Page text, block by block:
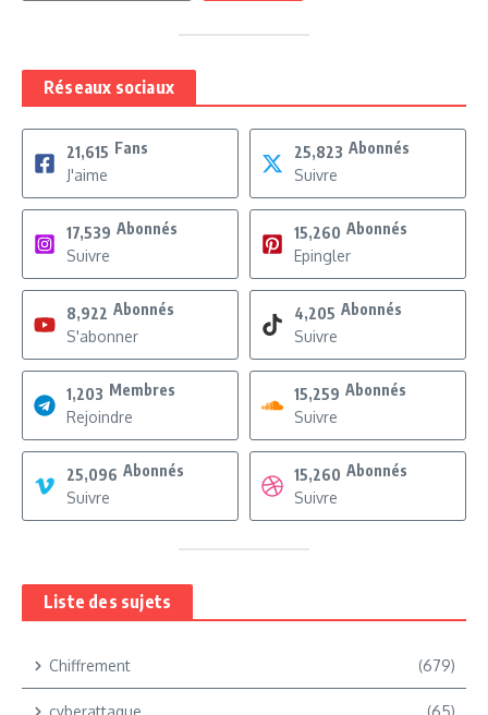
Réseaux sociaux
21,615 Fans
J'aime
25,823 Abonnés
Suivre
17,539 Abonnés
Suivre
15,260 Abonnés
Epingler
8,922 Abonnés
S'abonner
4,205 Abonnés
Suivre
1,203 Membres
Rejoindre
15,259 Abonnés
Suivre
25,096 Abonnés
Suivre
15,260 Abonnés
Suivre
Liste des sujets
Chiffrement (679)